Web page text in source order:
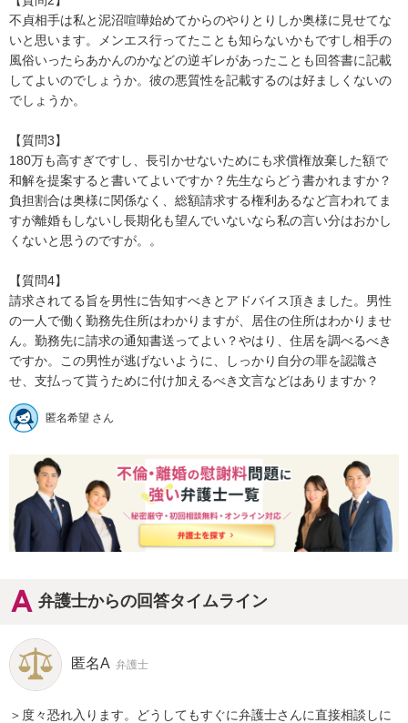
不貞相手は私と泥沼喧嘩始めてからのやりとりしか奥様に見せてな
いと思います。メンエス行ってたことも知らないかもですし相手の
風俗いったらあかんのかなどの逆ギレがあったことも回答書に記載
してよいのでしょうか。彼の悪質性を記載するのは好ましくないの
でしょうか。
【質問3】
180万も高すぎですし、長引かせないためにも求償権放棄した額で
和解を提案すると書いてよいですか？先生ならどう書かれますか？
負担割合は奥様に関係なく、総額請求する権利あるなど言われてま
すが離婚もしないし長期化も望んでいないなら私の言い分はおかし
くないと思うのですが。。
【質問4】
請求されてる旨を男性に告知すべきとアドバイス頂きました。男性
の一人で働く勤務先住所はわかりますが、居住の住所はわかりませ
ん。勤務先に請求の通知書送ってよい？やはり、住居を調べるべき
ですか。この男性が逃げないように、しっかり自分の罪を認識さ
せ、支払って貰うために付け加えるべき文言などはありますか？
匿名希望 さん
弁護士からの回答タイムライン
匿名A 弁護士
＞度々恐れ入ります。どうしてもすぐに弁護士さんに直接相談しに